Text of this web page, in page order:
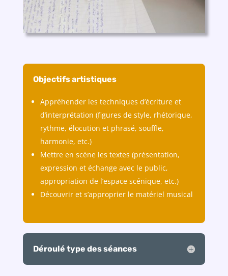
Objectifs artistiques
Appréhender les techniques d’écriture et
d’interprétation (figures de style, rhétorique,
rythme, élocution et phrasé, souffle,
harmonie, etc.)
Mettre en scène les textes (présentation,
expression et échange avec le public,
appropriation de l’espace scénique, etc.)
Découvrir et s’approprier le matériel musical
Déroulé type des séances